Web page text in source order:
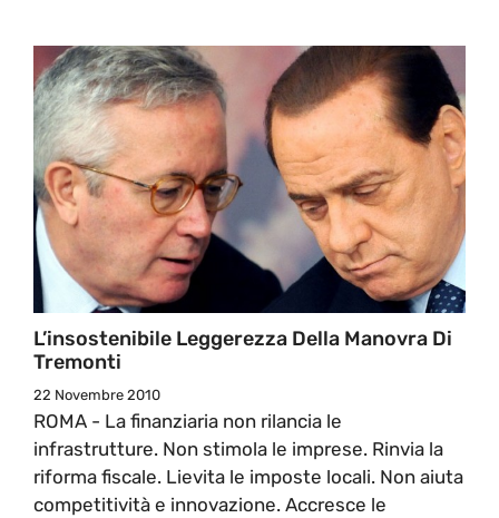
L’insostenibile Leggerezza Della Manovra Di
Tremonti
22 Novembre 2010
ROMA - La finanziaria non rilancia le
infrastrutture. Non stimola le imprese. Rinvia la
riforma fiscale. Lievita le imposte locali. Non aiuta
competitività e innovazione. Accresce le